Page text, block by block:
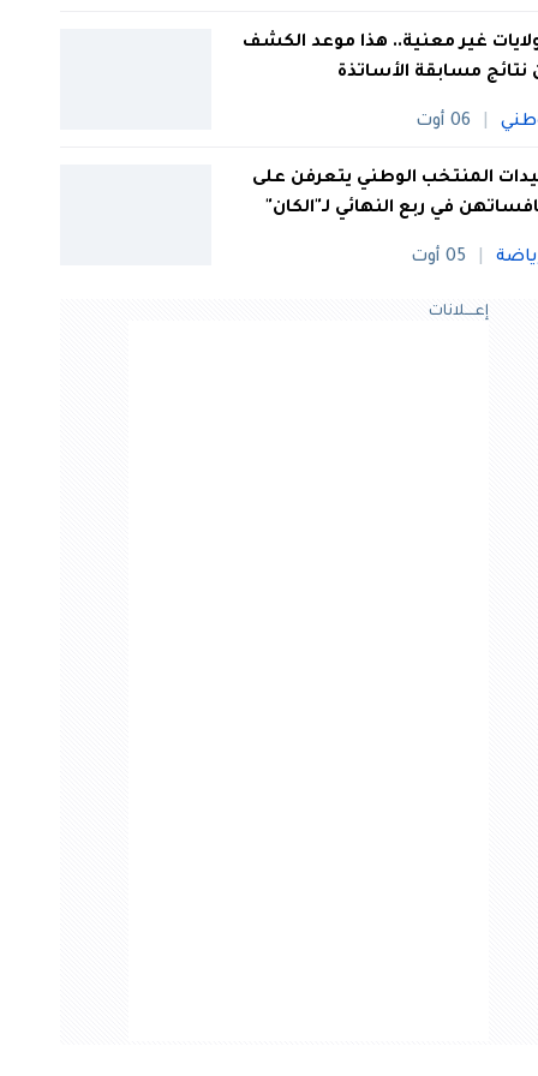
ولايات غير معنية.. هذا موعد الكشف
نتائج مسابقة الأساتذة
06 أوت
المنتخب الوطني يتعرفن على
في ربع النهائي لـ"الكان"
05 أوت
إعــــلانات